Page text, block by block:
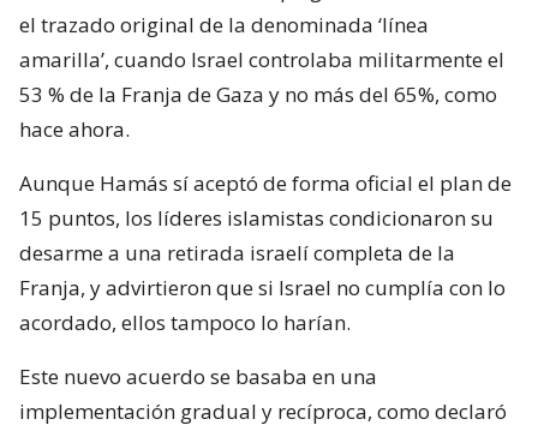
el trazado original de la denominada ‘línea
amarilla’, cuando Israel controlaba militarmente el
53 % de la Franja de Gaza y no más del 65%, como
hace ahora.
Aunque Hamás sí aceptó de forma oficial el plan de
15 puntos, los líderes islamistas condicionaron su
desarme a una retirada israelí completa de la
Franja, y advirtieron que si Israel no cumplía con lo
acordado, ellos tampoco lo harían.
Este nuevo acuerdo se basaba en una
implementación gradual y recíproca, como declaró